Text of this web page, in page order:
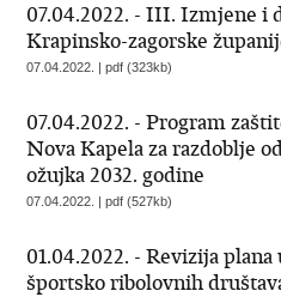
07.04.2022. - III. Izmjene i
Krapinsko-zagorske
07.04.2022. | pdf (323kb)
07.04.2022. - Program
Nova Kapela za razdoblje
ožujka 2032. godine
07.04.2022. | pdf (527kb)
01.04.2022. - Revizija
športsko ribolovnih